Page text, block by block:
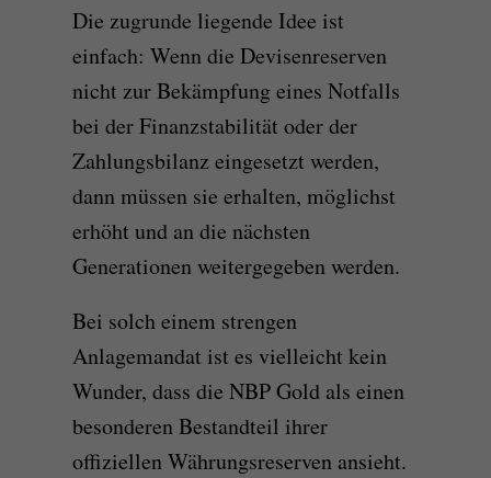
Die zugrunde liegende Idee ist
einfach: Wenn die Devisenreserven
nicht zur Bekämpfung eines Notfalls
bei der Finanzstabilität oder der
Zahlungsbilanz eingesetzt werden,
dann müssen sie erhalten, möglichst
erhöht und an die nächsten
Generationen weitergegeben werden.
Bei solch einem strengen
Anlagemandat ist es vielleicht kein
Wunder, dass die NBP Gold als einen
besonderen Bestandteil ihrer
offiziellen Währungsreserven ansieht.